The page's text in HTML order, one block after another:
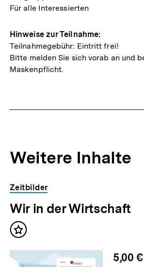
Für alle Interessierten
Hinweise zur Teilnahme:
Teilnahmegebühr: Eintritt frei!
Bitte melden Sie sich vorab an und
Maskenpflicht.
Weitere Inhalte
Inhaltskarousell
für
weitere
Inhalte
Inhaltskarussell
überspringen
Zeitbilder
Wir in der Wirtschaft
Inhalt
5,00 €